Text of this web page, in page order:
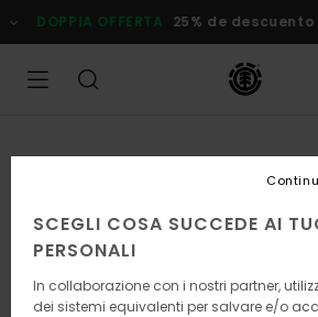
alle
informazioni
prodotto
DOPPIA OFFERTA 25% de
SCEGLI COSA SUCCEDE AI
PERSONALI
In collaborazione con i nostri partner,
dei sistemi equivalenti per salvare e/o